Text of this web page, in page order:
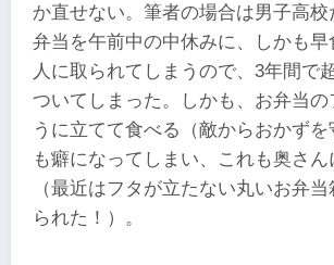
か直せない。筆者の場合は男子高校
弁当を午前中の中休みに、しかも早
人に取られてしまうので、3年間で
ついてしまった。しかも、お弁当の
うに立てて食べる（敵からおかず
も癖になってしまい、これも奥さん
（最近はフタが立たない丸いお弁当
られた！）。